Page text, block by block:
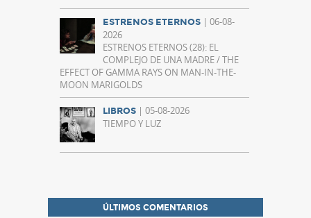
ESTRENOS ETERNOS | 06-08-
2026
ESTRENOS ETERNOS (28): EL
COMPLEJO DE UNA MADRE / THE
EFFECT OF GAMMA RAYS ON MAN-IN-THE-
MOON MARIGOLDS
LIBROS | 05-08-2026
TIEMPO Y LUZ
ÚLTIMOS COMENTARIOS